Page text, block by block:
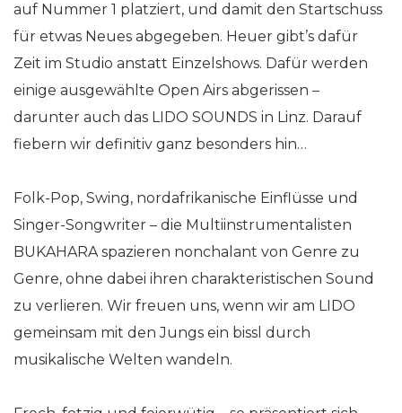
auf Nummer 1 platziert, und damit den Startschuss
für etwas Neues abgegeben. Heuer gibt’s dafür
Zeit im Studio anstatt Einzelshows. Dafür werden
einige ausgewählte Open Airs abgerissen –
darunter auch das LIDO SOUNDS in Linz. Darauf
fiebern wir definitiv ganz besonders hin…
Folk-Pop, Swing, nordafrikanische Einflüsse und
Singer-Songwriter – die Multiinstrumentalisten
BUKAHARA spazieren nonchalant von Genre zu
Genre, ohne dabei ihren charakteristischen Sound
zu verlieren. Wir freuen uns, wenn wir am LIDO
gemeinsam mit den Jungs ein bissl durch
musikalische Welten wandeln.